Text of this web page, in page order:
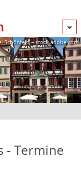
Schönfeld – stock.adobe.com
- Termine